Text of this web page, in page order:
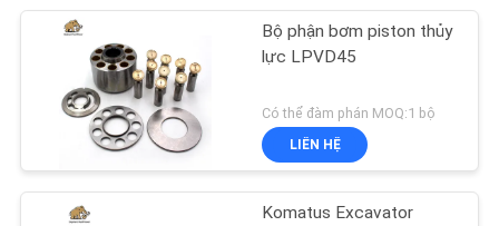
Bộ phận bơm piston thủy
lực LPVD45
Có thể đàm phán MOQ:1 bộ
LIÊN HỆ
Komatus Excavator